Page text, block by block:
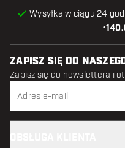
•
Wysyłka w ciągu 24
ZAPISZ SIĘ DO
Zapisz się do newslettera i